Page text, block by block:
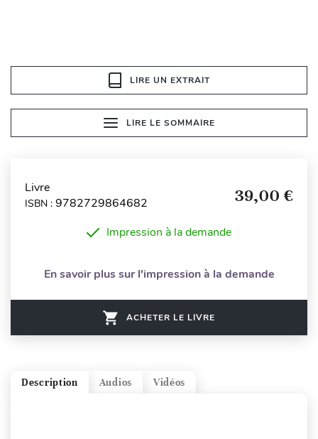
LIRE UN EXTRAIT
LIRE LE SOMMAIRE
Livre
ISBN : 9782729864682 39,00 €
Impression à la demande
En savoir plus sur l'impression à la demande
ACHETER LE LIVRE
Vidéos
Audios
Description